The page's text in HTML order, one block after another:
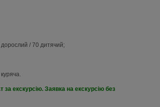
дорослий / 70 дитячий;
за екскурсію. Заявка на екскурсію без